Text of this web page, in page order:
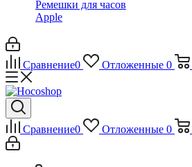
Ремешки для часов
Apple
Сравнение0 Отложенные 0
Сравнение0 Отложенные 0